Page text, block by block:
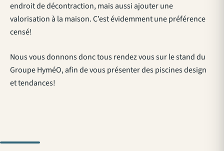
endroit de décontraction, mais aussi ajouter une
valorisation à la maison. C’est évidemment une préférence
censé!
Nous vous donnons donc tous rendez vous sur le stand du
Groupe HyméO, afin de vous présenter des piscines design
et tendances!